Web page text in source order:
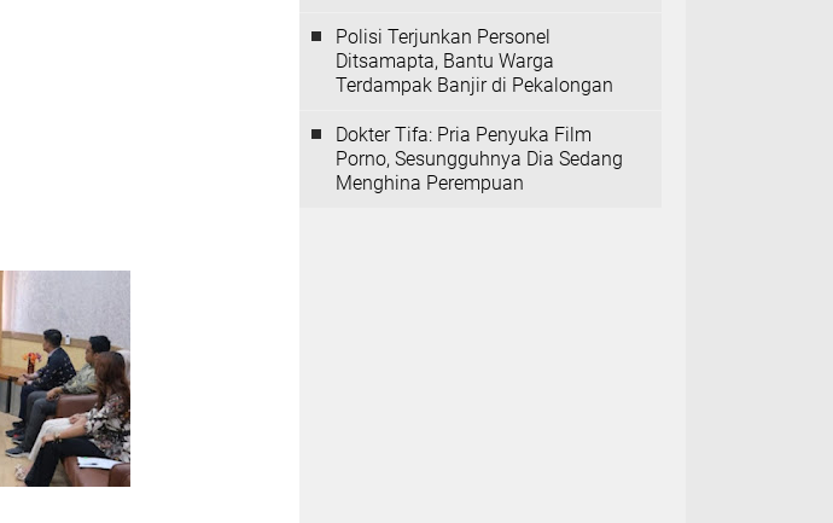
Polisi Terjunkan Personel
Ditsamapta, Bantu Warga
Terdampak Banjir di Pekalongan
Dokter Tifa: Pria Penyuka Film
Porno, Sesungguhnya Dia Sedang
Menghina Perempuan